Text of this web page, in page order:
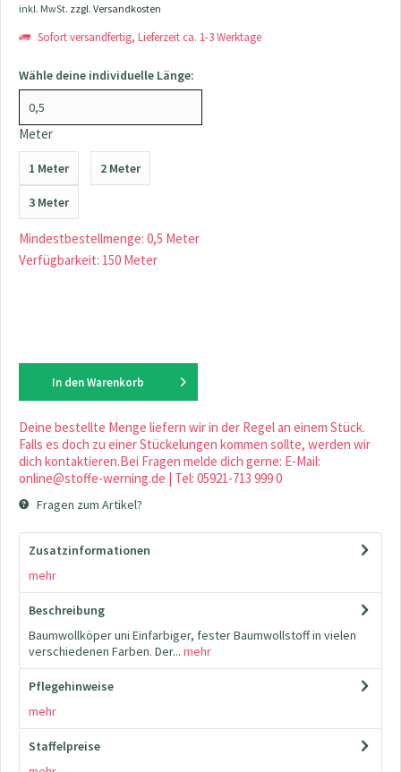
inkl. MwSt. zzgl. Versandkosten
Sofort versandfertig, Lieferzeit ca. 1-3 Werktage
Wähle deine individuelle Länge:
Meter
1 Meter 2 Meter
3 Meter
Mindestbestellmenge: 0,5 Meter
Verfügbarkeit: 150 Meter
In den Warenkorb
Deine bestellte Menge liefern wir in der Regel an einem Stück.
Falls es doch zu einer Stückelungen kommen sollte, werden wir
dich kontaktieren.Bei Fragen melde dich gerne: E-Mail:
online@stoffe-werning.de | Tel: 05921-713 999 0
Fragen zum Artikel?
Zusatzinformationen
mehr
Beschreibung
Baumwollköper uni Einfarbiger, fester Baumwollstoff in vielen
verschiedenen Farben. Der... mehr
Pflegehinweise
mehr
Staffelpreise